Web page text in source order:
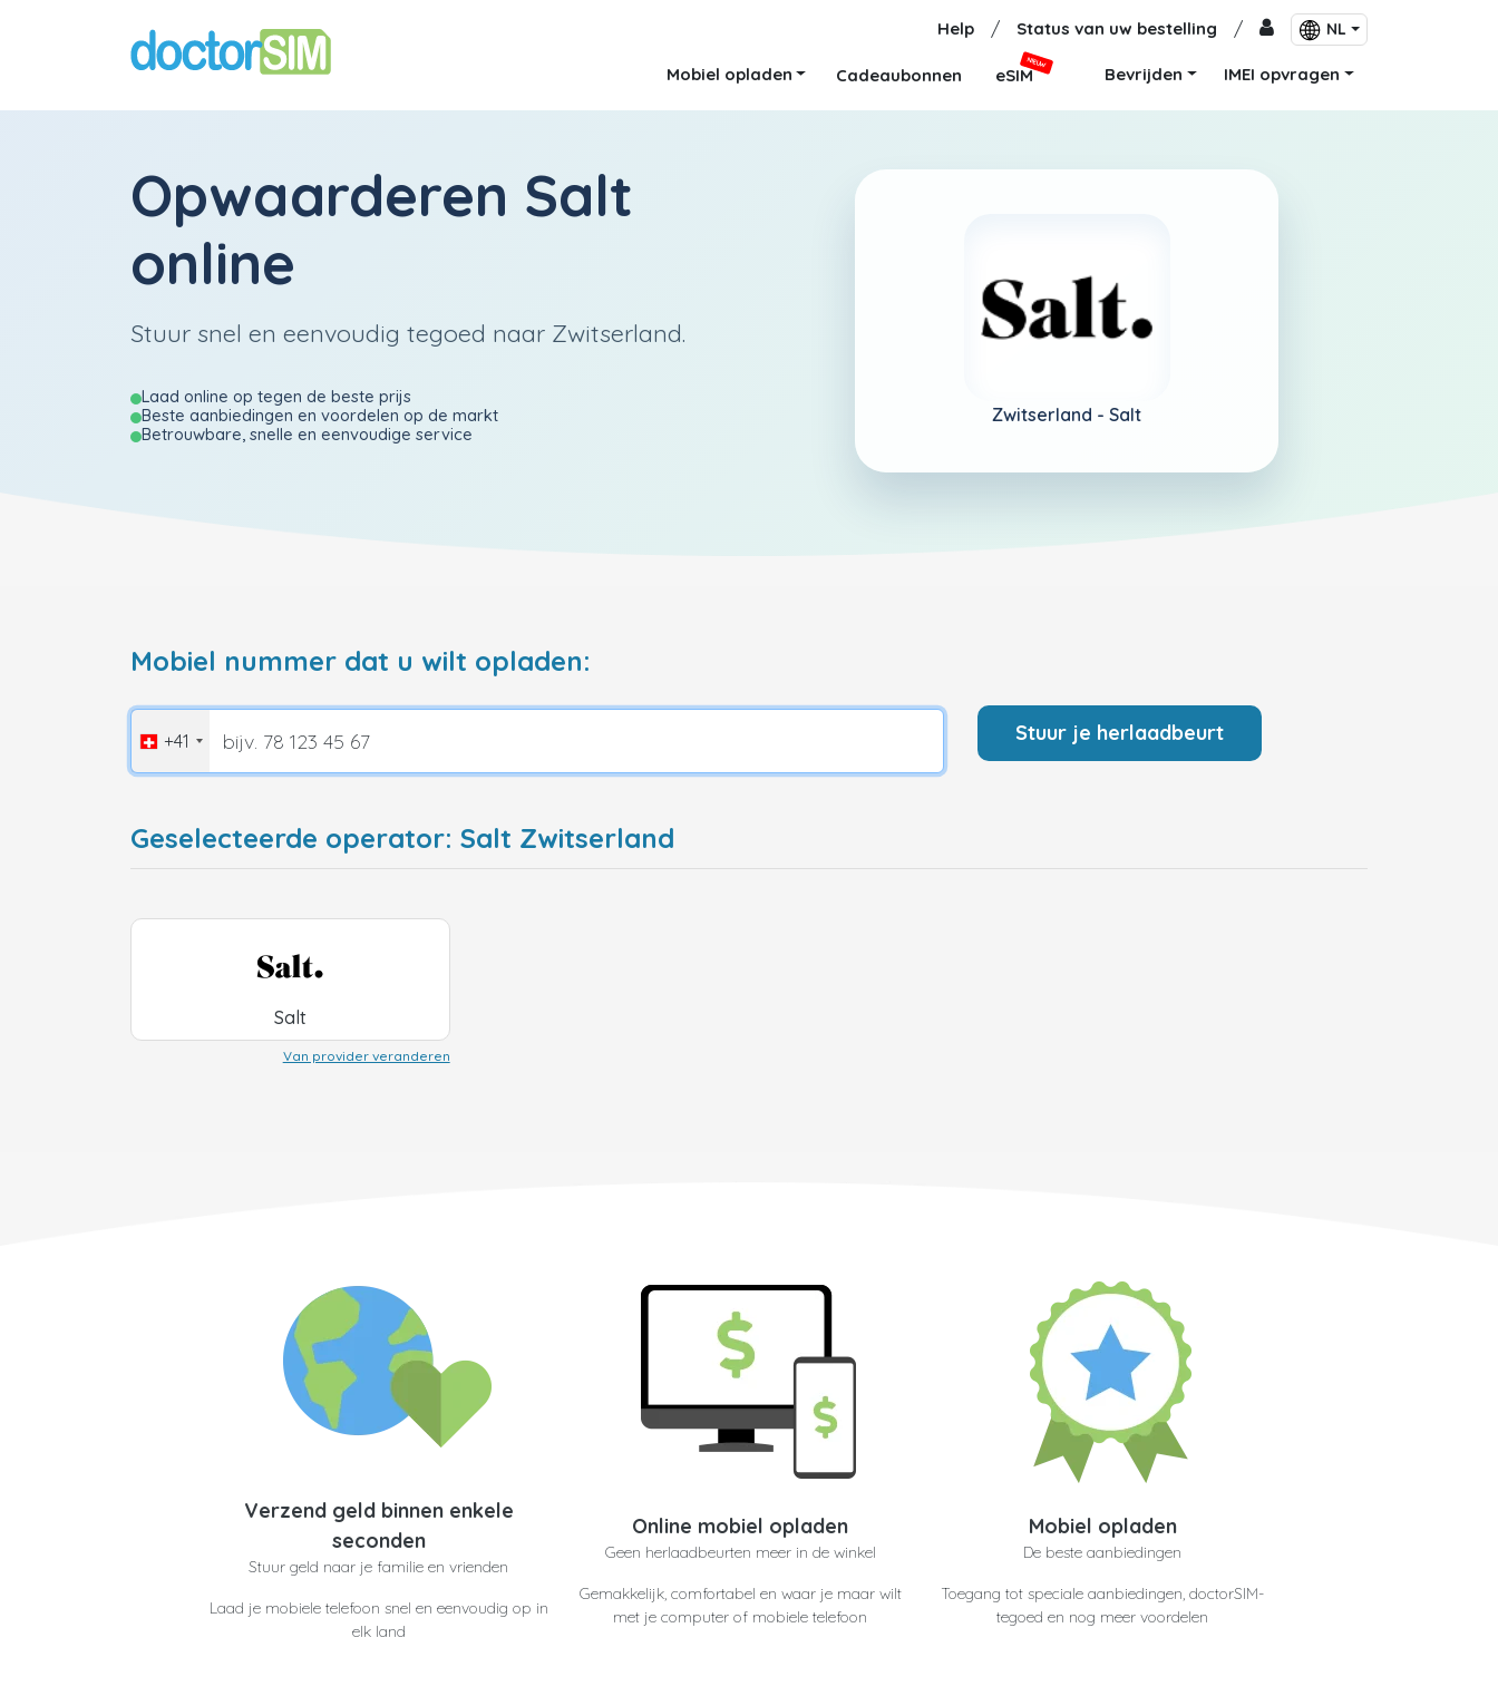
Help / Status van uw bestelling / NL
Mobiel opladen Cadeaubonnen eSIM
NIEUW
Bevrijden IMEI opvragen
Opwaarderen Salt
online
Stuur snel en eenvoudig tegoed naar Zwitserland.
Laad online op tegen de beste prijs
Beste aanbiedingen en voordelen op de markt
Betrouwbare, snelle en eenvoudige service
Zwitserland - Salt
Mobiel nummer dat u wilt opladen:
+41 Stuur je herlaadbeurt
Geselecteerde operator: Salt Zwitserland
Salt
Van provider veranderen
Verzend geld binnen enkele
seconden
Stuur geld naar je familie en vrienden
Laad je mobiele telefoon snel en eenvoudig op in
elk land
Online mobiel opladen
Geen herlaadbeurten meer in de winkel
Gemakkelijk, comfortabel en waar je maar wilt
met je computer of mobiele telefoon
Mobiel opladen
De beste aanbiedingen
Toegang tot speciale aanbiedingen, doctorSIM-
tegoed en nog meer voordelen